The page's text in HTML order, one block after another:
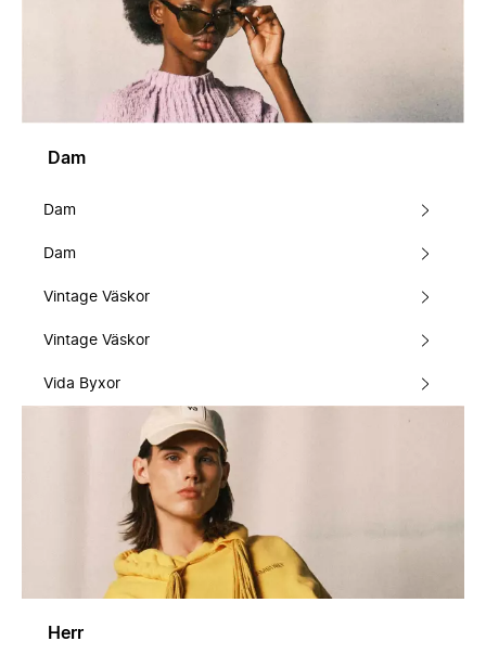
Dam
Dam
Dam
Vintage Väskor
Vintage Väskor
Vida Byxor
Herr